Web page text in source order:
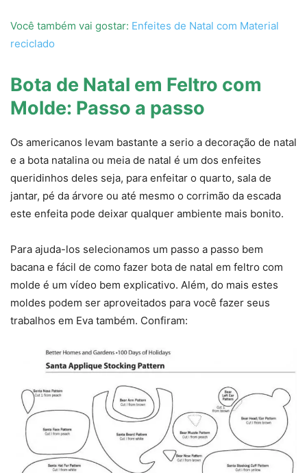
Você também vai gostar: Enfeites de Natal com Material
reciclado
Bota de Natal em Feltro com
Molde: Passo a passo
Os americanos levam bastante a serio a decoração de natal
e a bota natalina ou meia de natal é um dos enfeites
queridinhos deles seja, para enfeitar o quarto, sala de
jantar, pé da árvore ou até mesmo o corrimão da escada
este enfeita pode deixar qualquer ambiente mais bonito.
Para ajuda-los selecionamos um passo a passo bem
bacana e fácil de como fazer bota de natal em feltro com
molde é um vídeo bem explicativo. Além, do mais estes
moldes podem ser aproveitados para você fazer seus
trabalhos em Eva também. Confiram: